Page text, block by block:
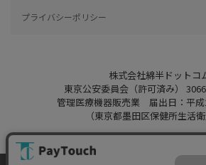
プライバシーポリシー
株式会社綿半ドットコ
東京公安委員会（許可済み）
管理医療機器販売業 届出日：平成
（東京都墨田区保健所生活衛